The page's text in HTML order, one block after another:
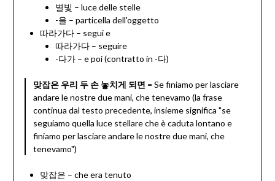
별빛 – luce delle stelle
-을 – particella dell'oggetto
따라가다 – segui e
따라가다 – seguire
-다가 – e poi (contratto in -다)
맞잡은 우리 두 손 놓치게 되면 = Se finiamo per lasciare
andare le nostre due mani, che tenevamo (la frase
continua dal testo precedente, insieme significa "se
seguiamo quella luce stellare che è caduta lontano e
finiamo per lasciare andare le nostre due mani, che
tenevamo")
맞잡은 – che era tenuto